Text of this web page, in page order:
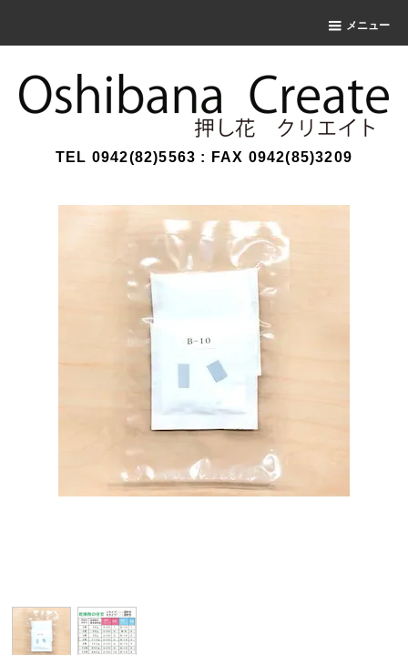
メニュー
TEL 0942(82)5563 : FAX 0942(85)3209